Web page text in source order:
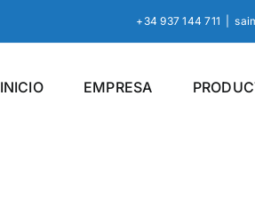
+34 937 144 711
INICIO EMPRESA